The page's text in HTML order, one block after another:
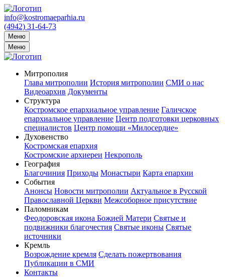
info@kostromaeparhia.ru
(4942) 31-64-73
Меню
Меню
Митрополия
Глава митрополии История митрополии СМИ о нас
Видеоархив Документы
Структура
Костромское епархиальное управление Галичское
епархиальное управление Центр подготовки церковных
специалистов Центр помощи «Милосердие»
Духовенство
Костромская епархия
Костромские архиереи Некрополь
География
Благочиния Приходы Монастыри Карта епархии
События
Анонсы Новости митрополии Актуальное в Русской
Православной Церкви Межсоборное присутствие
Паломникам
Феодоровская икона Божией Матери Святые и
подвижники благочестия Святые иконы Святые
источники
Кремль
Возрождение кремля Сделать пожертвования
Публикации в СМИ
Контакты